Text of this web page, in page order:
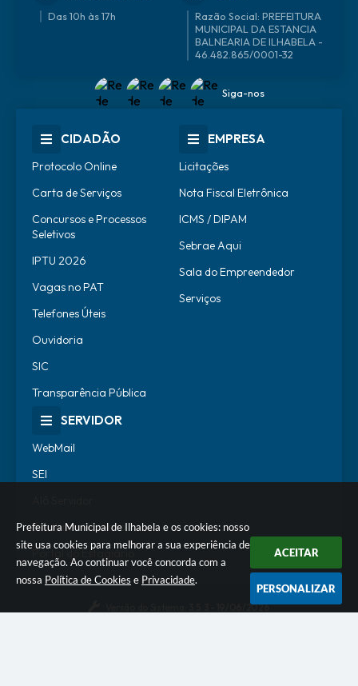
Prefeitura Municipal de Ilhabela e os cookies: nosso
site usa cookies para melhorar a sua experiência de
navegação. Ao continuar você concorda com a
nossa Política de Cookies e Privacidade.
ACEITAR
PERSONALIZAR
Das 10h às 17h
46.482.865/0001-32
Siga-nos
CIDADÃO
Protocolo Online
Carta de Serviços
Concursos e Processos
Seletivos
IPTU 2026
Vagas no PAT
Telefones Úteis
Ouvidoria
SIC
Transparência Pública
EMPRESA
Licitações
Nota Fiscal Eletrônica
ICMS / DIPAM
Sebrae Aqui
Sala do Empreendedor
Serviços
SERVIDOR
WebMail
SEI
Escola de Governo
Portal do Estagiário
3.5.3 - 19/06/2026